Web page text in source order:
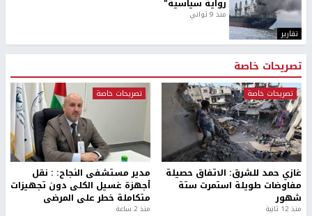
تقارير
رواية سياسية"
منذ 9 ثواني
تصريحات خاصة
تصريحات خاصة
غازي حمد للشرق: الاتفاق حصيلة
مفاوضات طويلة استمرت ستة
شهور
منذ 12 ثانية
تصريحات خاصة
مدير مستشفى النجاح: : نقل
أجهزة غسيل الكلى دون تجهيزات
متكاملة خطر على المرضى
منذ 2 ساعة